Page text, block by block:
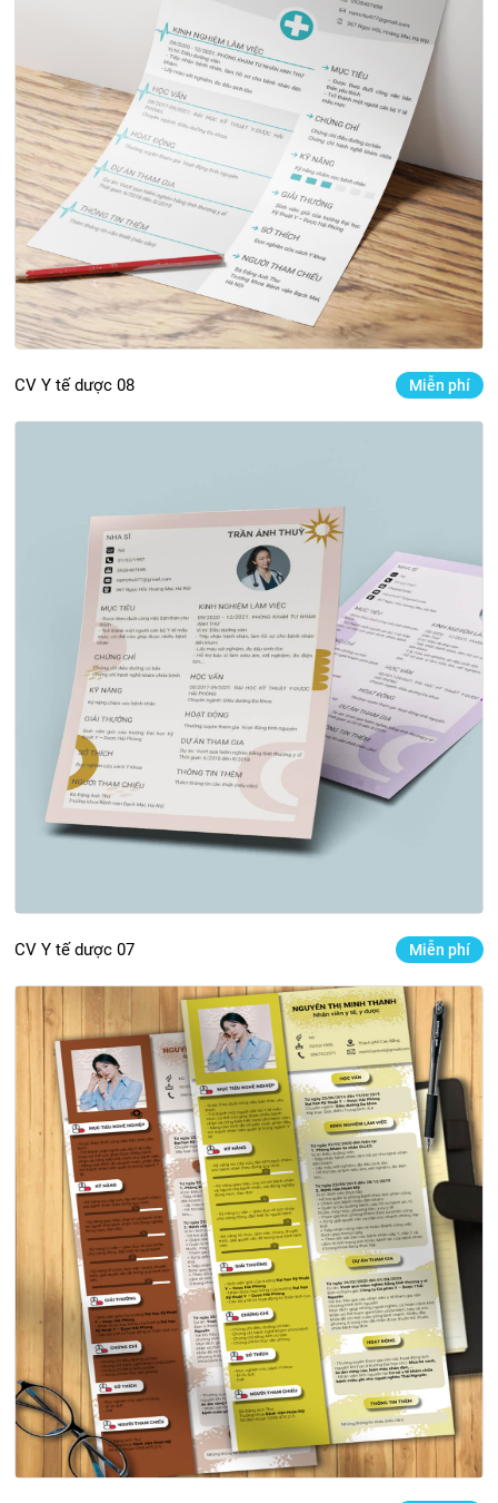
CV Y tế dược 08 Miễn phí
CV Y tế dược 07 Miễn phí